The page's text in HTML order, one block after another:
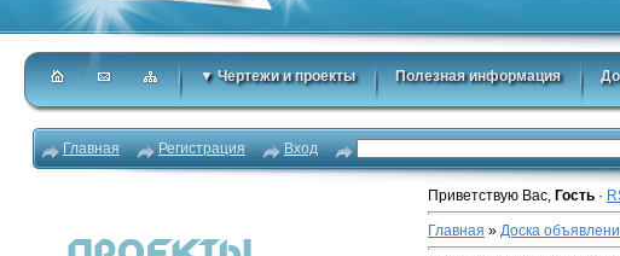
▼ Чертежи и проекты Полезная информация
Главная Регистрация Вход
Приветствую Вас, Гость·
Главная » Доска